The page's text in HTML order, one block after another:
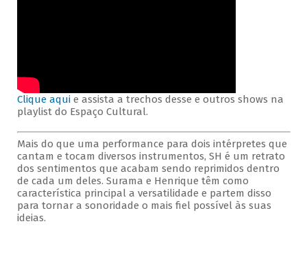
Clique aquie assista a trechos desse e outros shows na
playlist do Espaço Cultural.
Mais do que uma performance para dois intérpretes que
cantam e tocam diversos instrumentos, SH é um retrato
dos sentimentos que acabam sendo reprimidos dentro
de cada um deles. Surama e Henrique têm como
característica principal a versatilidade e partem disso
para tornar a sonoridade o mais fiel possível às suas
ideias.